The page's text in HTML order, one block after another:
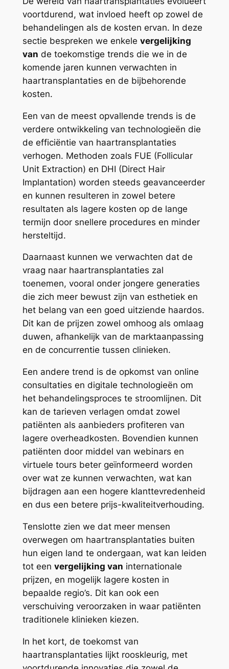
voortdurend, wat invloed heeft op zowel de
behandelingen als de kosten ervan. In deze
sectie bespreken we enkele vergelijking
van de toekomstige trends die we in de
komende jaren kunnen verwachten in
haartransplantaties en de bijbehorende
kosten.
Een van de meest opvallende trends is de
verdere ontwikkeling van technologieën die
de efficiëntie van haartransplantaties
verhogen. Methoden zoals FUE (Follicular
Unit Extraction) en DHI (Direct Hair
Implantation) worden steeds geavanceerder
en kunnen resulteren in zowel betere
resultaten als lagere kosten op de lange
termijn door snellere procedures en minder
hersteltijd.
Daarnaast kunnen we verwachten dat de
vraag naar haartransplantaties zal
toenemen, vooral onder jongere generaties
die zich meer bewust zijn van esthetiek en
het belang van een goed uitziende haardos.
Dit kan de prijzen zowel omhoog als omlaag
duwen, afhankelijk van de marktaanpassing
en de concurrentie tussen clinieken.
Een andere trend is de opkomst van online
consultaties en digitale technologieën om
het behandelingsproces te stroomlijnen. Dit
kan de tarieven verlagen omdat zowel
patiënten als aanbieders profiteren van
lagere overheadkosten. Bovendien kunnen
patiënten door middel van webinars en
virtuele tours beter geïnformeerd worden
over wat ze kunnen verwachten, wat kan
bijdragen aan een hogere klanttevredenheid
en dus een betere prijs-kwaliteitverhouding.
Tenslotte zien we dat meer mensen
overwegen om haartransplantaties buiten
hun eigen land te ondergaan, wat kan leiden
tot een vergelijking van internationale
prijzen, en mogelijk lagere kosten in
bepaalde regio’s. Dit kan ook een
verschuiving veroorzaken in waar patiënten
traditionele klinieken kiezen.
In het kort, de toekomst van
haartransplantaties lijkt rooskleurig, met